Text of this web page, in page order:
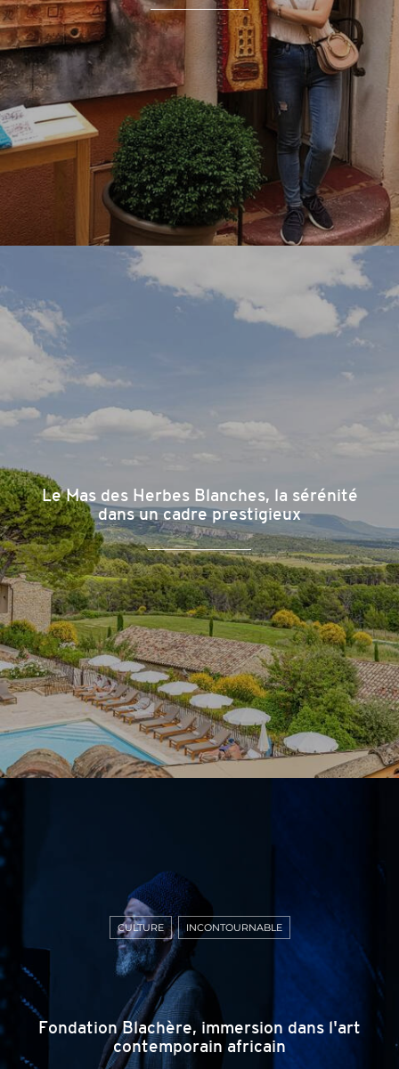
Le Mas des Herbes Blanches, la sérénité
dans un cadre prestigieux
Fondation Blachère, immersion dans l'art
contemporain africain
CULTURE INCONTOURNABLE